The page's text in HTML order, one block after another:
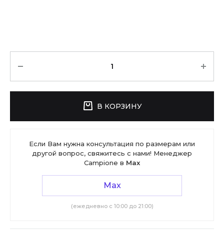
В КОРЗИНУ
Если Вам нужна консультация по размерам или
другой вопрос, свяжитесь с нами! Менеджер
Campione в Max
Max
(ежедневно с 10:00 до 21:00)